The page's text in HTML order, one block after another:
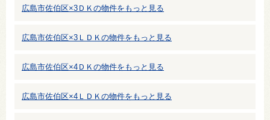
広島市佐伯区×3ＤＫの物件をもっと見る
広島市佐伯区×3ＬＤＫの物件をもっと見る
広島市佐伯区×4ＤＫの物件をもっと見る
広島市佐伯区×4ＬＤＫの物件をもっと見る